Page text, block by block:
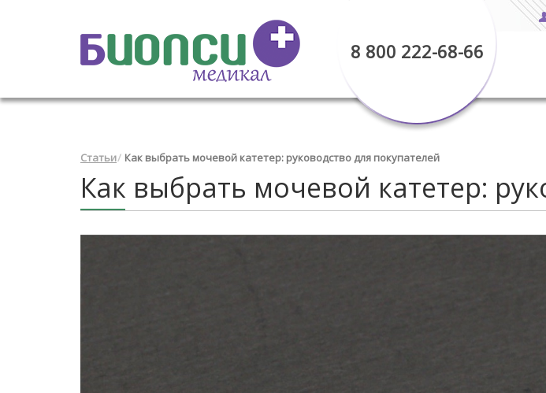
8 800 222-68-66
Статьи Как выбрать мочевой катетер: руководство для покупателей
Как выбрать мочевой катетер: